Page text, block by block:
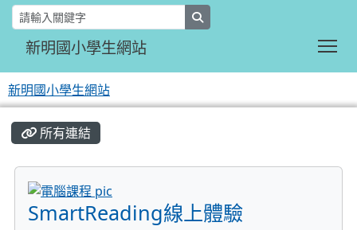
新明國小學生網站
新明國小學生網站
所有連結
SmartReading線上體驗